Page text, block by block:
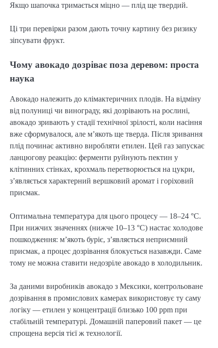
Якщо шапочка тримається міцно — плід ще твердий.
Ці три перевірки разом дають точну картину без ризику
зіпсувати фрукт.
Чому авокадо дозріває поза деревом: проста
наука
Авокадо належить до клімактеричних плодів. На відміну
від полуниці чи винограду, які дозрівають на рослині,
авокадо зривають у стадії технічної зрілості, коли насіння
вже сформувалося, але м’якоть ще тверда. Після зривання
плід починає активно виробляти етилен. Цей газ запускає
ланцюгову реакцію: ферменти руйнують пектин у
клітинних стінках, крохмаль перетворюється на цукри,
з’являється характерний вершковий аромат і горіховий
присмак.
Оптимальна температура для цього процесу — 18–24 °C.
При нижчих значеннях (нижче 10–13 °C) настає холодове
пошкодження: м’якоть буріє, з’являється неприємний
присмак, а процес дозрівання блокується назавжди. Саме
тому не можна ставити недозріле авокадо в холодильник.
За даними виробників авокадо з Мексики, контрольоване
дозрівання в промислових камерах використовує ту саму
логіку — етилен у концентрації близько 100 ppm при
стабільній температурі. Домашній паперовий пакет — це
спрощена версія тієї ж технології.